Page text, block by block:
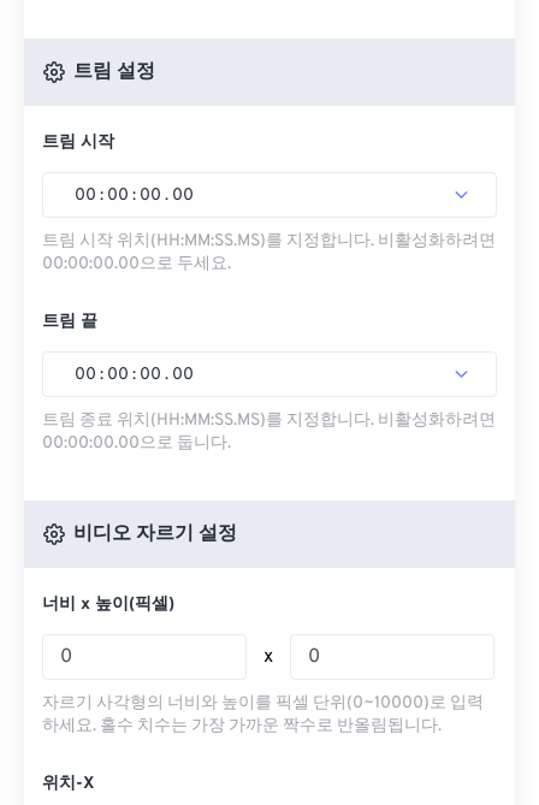
트림 설정
트림 시작
00 : 00 : 00 . 00
트림 시작 위치(HH:MM:SS.MS)를 지정합니다. 비활성화하려면
00:00:00.00으로 두세요.
트림 끝
00 : 00 : 00 . 00
트림 종료 위치(HH:MM:SS.MS)를 지정합니다. 비활성화하려면
00:00:00.00으로 둡니다.
비디오 자르기 설정
너비 x 높이(픽셀)
x
자르기 사각형의 너비와 높이를 픽셀 단위(0~10000)로 입력
하세요. 홀수 치수는 가장 가까운 짝수로 반올림됩니다.
위치-X